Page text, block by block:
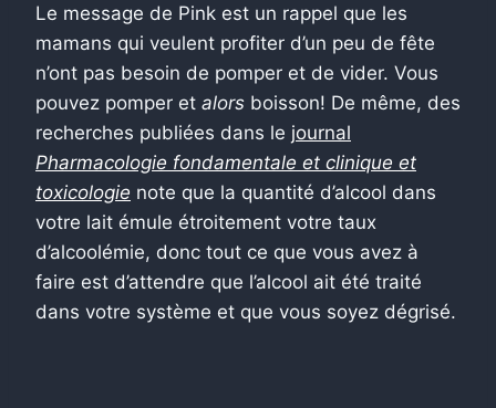
Le message de Pink est un rappel que les
mamans qui veulent profiter d’un peu de fête
n’ont pas besoin de pomper et de vider. Vous
pouvez pomper et alors boisson! De même, des
recherches publiées dans le journal
Pharmacologie fondamentale et clinique et
toxicologie note que la quantité d’alcool dans
votre lait émule étroitement votre taux
d’alcoolémie, donc tout ce que vous avez à
faire est d’attendre que l’alcool ait été traité
dans votre système et que vous soyez dégrisé.